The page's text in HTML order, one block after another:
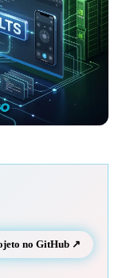
no GitHub ↗